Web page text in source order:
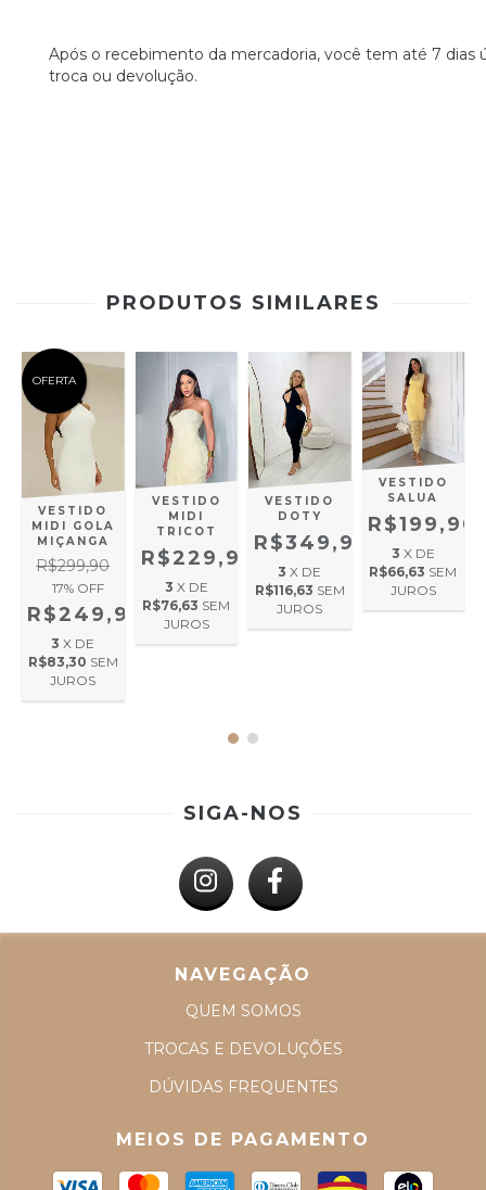
Após o recebimento da mercadoria, você tem até 7 dias
troca ou devolução.
PRODUTOS SIMILARES
OFERTA
VESTIDO
MIDI GOLA
MIÇANGA
R$299,90
17% OFF
R$249,90
3 X DE
R$83,30 SEM
JUROS
VESTIDO
MIDI
TRICOT
R$229,90
3 X DE
R$76,63 SEM
JUROS
VESTIDO
DOTY
R$349,90
3 X DE
R$116,63 SEM
JUROS
VESTIDO
SALUA
R$199,90
3 X DE
R$66,63 SEM
JUROS
SIGA-NOS
NAVEGAÇÃO
QUEM SOMOS
TROCAS E DEVOLUÇÕES
DÚVIDAS FREQUENTES
MEIOS DE PAGAMENTO